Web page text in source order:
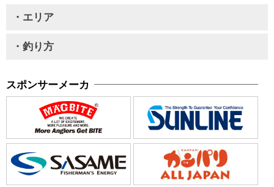
・エリア
・釣り方
スポンサーメーカ